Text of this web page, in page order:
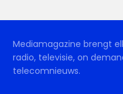
Mediamagazine brengt
radio, televisie, on
telecomnieuws.